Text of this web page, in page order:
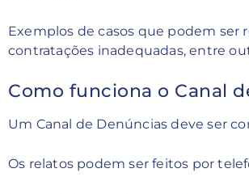
Exemplos de casos que podem ser
contratações inadequadas, entre
Como funciona o Canal
Um Canal de Denúncias deve ser
Os relatos podem ser feitos por